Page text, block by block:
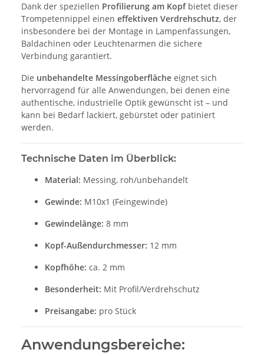
Dank der speziellen Profilierung am Kopfbietet dieser
Trompetennippel einen effektiven Verdrehschutz, der
insbesondere bei der Montage in Lampenfassungen,
Baldachinen oder Leuchtenarmen die sichere
Verbindung garantiert.
Die unbehandelte Messingoberfläche eignet sich
hervorragend für alle Anwendungen, bei denen eine
authentische, industrielle Optik gewünscht ist – und
kann bei Bedarf lackiert, gebürstet oder patiniert
werden.
Technische Daten im Überblick:
Material: Messing, roh/unbehandelt
Gewinde: M10x1 (Feingewinde)
Gewindelänge: 8 mm
Kopf-Außendurchmesser: 12 mm
Kopfhöhe: ca. 2 mm
Besonderheit: Mit Profil/Verdrehschutz
Preisangabe: pro Stück
Anwendungsbereiche: